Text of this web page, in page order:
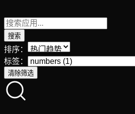
搜索
排序：
标签：
清除筛选